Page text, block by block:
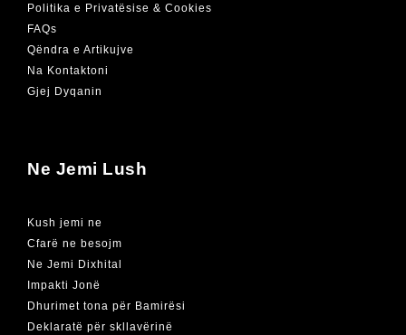
Politika e Privatësise & Cookies
FAQs
Qëndra e Artikujve
Na Kontaktoni
Gjej Dyqanin
Ne Jemi Lush
Kush jemi ne
Cfarë ne besojm
Ne Jemi Dixhital
Impakti Jonë
Dhurimet tona për Bamirësi
Deklaratë për skllavërinë